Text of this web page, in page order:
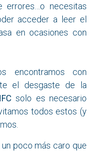
necesitas
acceder a leer el
en ocasiones con
encontramos con
el desgaste de la
solo es necesario
todos estos (y
un poco más caro que